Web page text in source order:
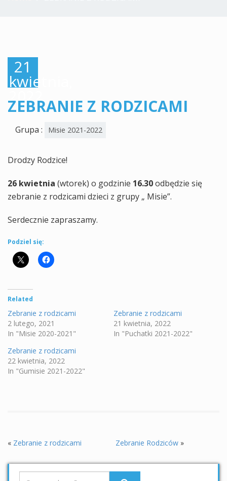
21
kwietnia,
2022
ZEBRANIE Z RODZICAMI
Grupa : Misie 2021-2022
Drodzy Rodzice!
26 kwietnia (wtorek) o godzinie 16.30odbędzie się
zebranie z rodzicami dzieci z grupy „ Misie”.
Serdecznie zapraszamy.
Podziel się:
Related
Zebranie z rodzicami
2 lutego, 2021
In "Misie 2020-2021"
Zebranie z rodzicami
21 kwietnia, 2022
In "Puchatki 2021-2022"
Zebranie z rodzicami
22 kwietnia, 2022
In "Gumisie 2021-2022"
« Zebranie z rodzicami Zebranie Rodziców»